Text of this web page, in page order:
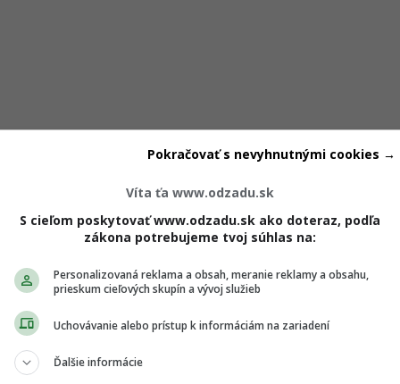
účinný pohyb je obrovským hitom medzi
z najnovších fitness odporúčaní , tento cvik na
chrbticu, no pritom precízne aktivuje hlboké
Sam Deville vo svojich lekciách tento cvik často
to jednoducho, ale keď ho robíš so správnou technikou,
a zadku až po stred tela a ramená,“ vysvetľuje trénerka.
Víta ťa www.odzadu.sk
S cieľom poskytovať www.odzadu.sk ako doteraz, podľa
zákona potrebujeme tvoj súhlas na:
Personalizovaná reklama a obsah, meranie reklamy a obsahu,
prieskum cieľových skupín a vývoj služieb
Uchovávanie alebo prístup k informáciám na zariadení
Ďalšie informácie
Pokračovať s nevyhnutnými cookies →